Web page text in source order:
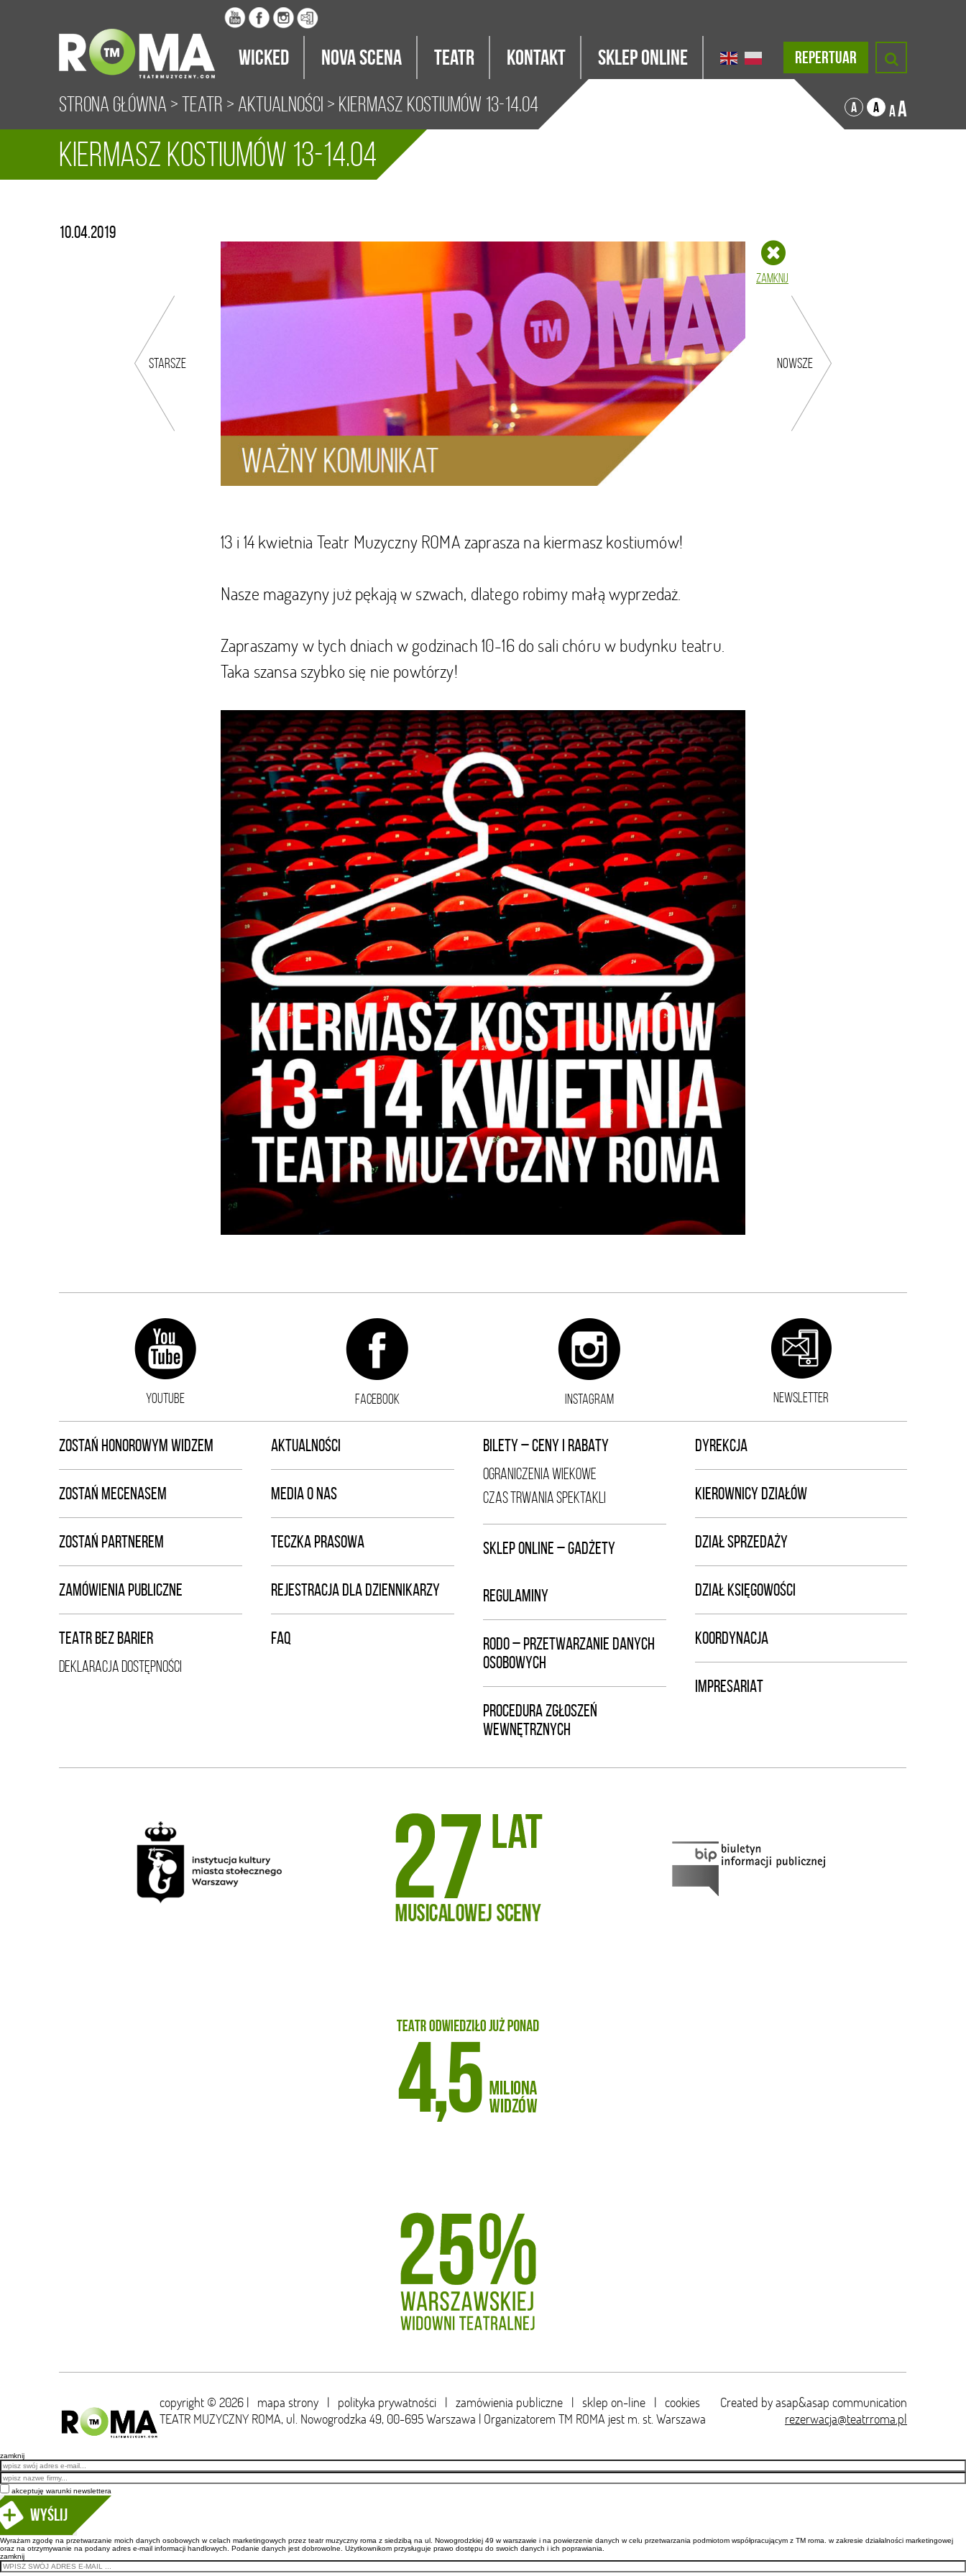
Wicked Nova Scena Teatr Kontakt Sklep Online REPERTUAR
Strona główna >Teatr > Aktualności > Kiermasz Kostiumów 13-14.04 A A AA
Kiermasz Kostiumów 13-14.04
10.04.2019
Zamknij
nowsze
starsze
13 i 14 kwietnia Teatr Muzyczny ROMA zaprasza na kiermasz kostiumów!
Nasze magazyny już pękają w szwach, dlatego robimy małą wyprzedaż.
Zapraszamy w tych dniach w godzinach 10-16 do sali chóru w budynku teatru.
Taka szansa szybko się nie powtórzy!
YOUTUBE FACEBOOK INSTAGRAM NEWSLETTER
ZOSTAŃ HONOROWYM WIDZEM
ZOSTAŃ MECENASEM
ZOSTAŃ PARTNEREM
ZAMÓWIENIA PUBLICZNE
TEATR BEZ BARIER
DEKLARACJA DOSTĘPNOŚCI
AKTUALNOŚCI
MEDIA O NAS
TECZKA PRASOWA
REJESTRACJA DLA DZIENNIKARZY
FAQ
BILETY – CENY I RABATY
OGRANICZENIA WIEKOWE
CZAS TRWANIA SPEKTAKLI
SKLEP ONLINE – GADŻETY
REGULAMINY
RODO – PRZETWARZANIE DANYCH
OSOBOWYCH
PROCEDURA ZGŁOSZEŃ
WEWNĘTRZNYCH
DYREKCJA
KIEROWNICY DZIAŁÓW
DZIAŁ SPRZEDAŻY
DZIAŁ KSIĘGOWOŚCI
KOORDYNACJA
IMPRESARIAT
copyright © 2026 | mapa strony | polityka prywatności | zamówienia publiczne | sklep on-line | cookies
TEATR MUZYCZNY ROMA, ul. Nowogrodzka 49, 00-695 Warszawa | Organizatorem TM ROMA jest m. st. Warszawa
Created byasap&asap communication
rezerwacja@teatrroma.pl
zamknij
Email
akceptuję warunki newslettera
Wyślij
Wyrażam zgodę na przetwarzanie moich danych osobowych w celach marketingowych przez teatr muzyczny roma z siedzibą na ul. Nowogrodzkiej 49 w warszawie i na powierzenie danych w celu przetwarzania podmiotom współpracującym z TM roma. w zakresie działalności marketingowej
oraz na otrzymywanie na podany adres e-mail informacji handlowych. Podanie danych jest dobrowolne. Użytkownikom przysługuje prawo dostępu do swoich danych i ich poprawiania.
zamknij